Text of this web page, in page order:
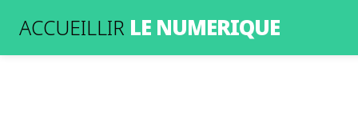
ACCUEILLIR LE NUMERIQUE